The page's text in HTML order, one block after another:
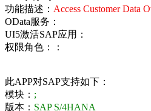
功能描述： Access Customer Data
OData服务：
UI5激活SAP应用：
权限角色：：
此APP对SAP支持如下：
模块： ;
版本： SAP S/4HANA